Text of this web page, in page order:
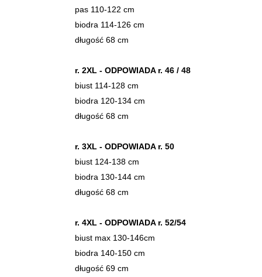
pas 110-122 cm
biodra 114-126 cm
długość 68 cm
r. 2XL - ODPOWIADA r. 46 / 48
biust 114-128 cm
biodra 120-134 cm
długość 68 cm
r. 3XL - ODPOWIADA r. 50
biust 124-138 cm
biodra 130-144 cm
długość 68 cm
r. 4XL - ODPOWIADA r. 52/54
biust max 130-146cm
biodra 140-150 cm
długość 69 cm